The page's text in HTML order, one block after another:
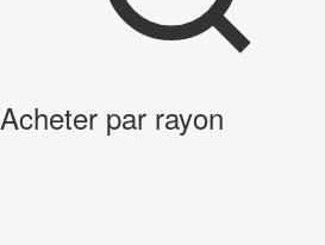
Acheter par rayon